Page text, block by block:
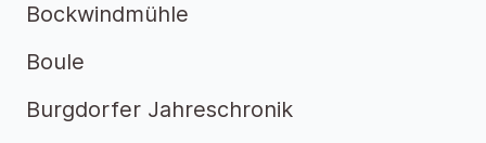
Bockwindmühle
Boule
Burgdorfer Jahreschronik